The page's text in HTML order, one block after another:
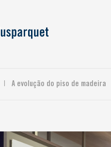
A evolução do piso de madeira